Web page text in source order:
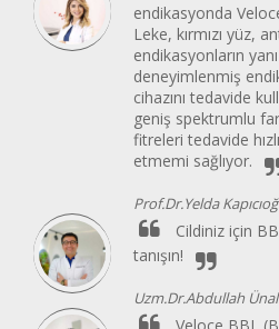
endikasyonda
Leke, kırmızı yüz,
endikasyonların
deneyimlenmiş
cihazını tedavide
geniş spektrumlu
fitreleri tedavide
etmemi sağlıyor.
Prof.Dr.Yelda
Cildiniz için
tanışın!
Uzm.Dr.Abdullah
Veloce BBL